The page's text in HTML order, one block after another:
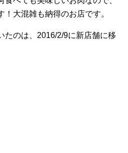
大混雑も納得のお店です。
たのは、2016/2/9に新店舗に移